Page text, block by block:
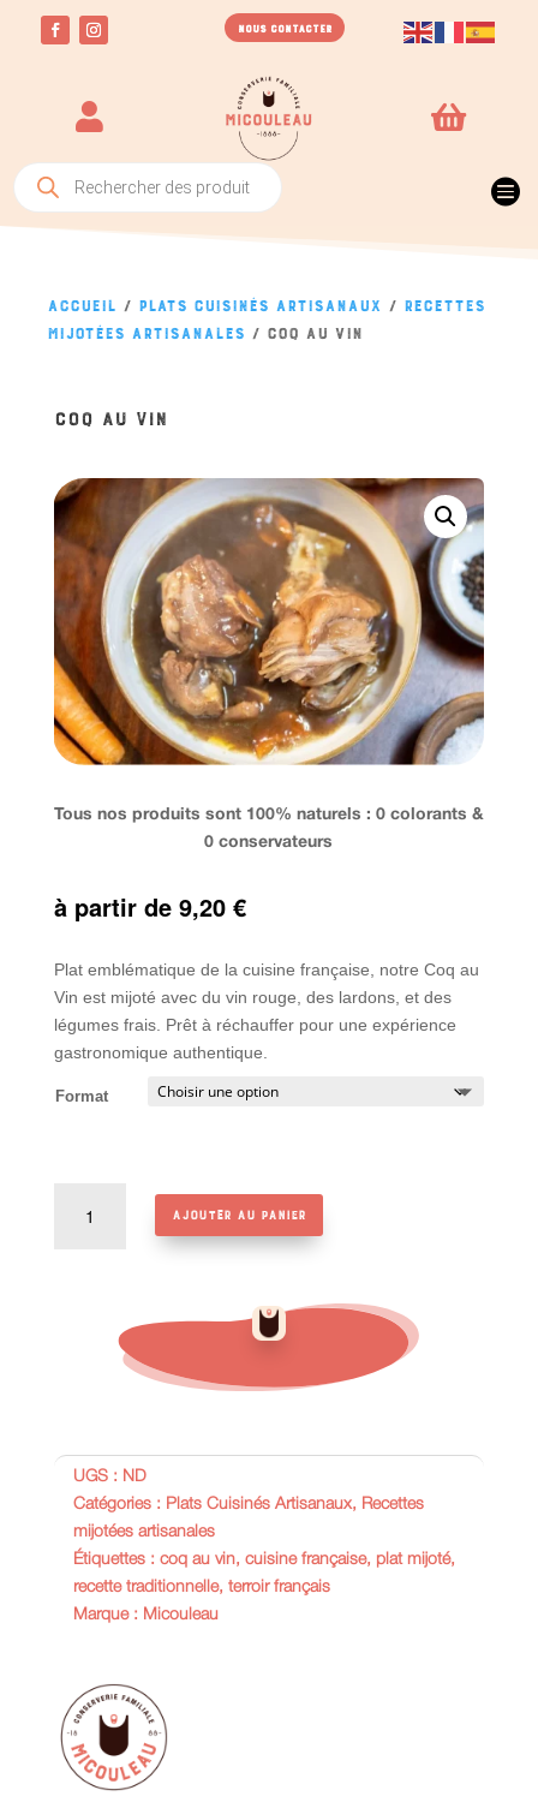
NOUS CONTACTER
 
Recherche
produits 
Accueil / Plats Cuisinés Artisanaux / Recettes
mijotées artisanales / Coq au vin
COQ AU VIN
Tous nos produits sont 100% naturels : 0 colorants &
0 conservateurs
à partir de 9,20 €
Plat emblématique de la cuisine française, notre Coq au
Vin est mijoté avec du vin rouge, des lardons, et des
légumes frais. Prêt à réchauffer pour une expérience
gastronomique authentique.
Format
Ajouter au panier
UGS : ND
Catégories : Plats Cuisinés Artisanaux, Recettes
mijotées artisanales
Étiquettes : coq au vin, cuisine française, plat mijoté,
recette traditionnelle, terroir français
Marque : Micouleau